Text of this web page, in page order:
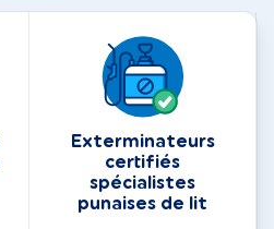
Exterminateurs
certifiés
spécialistes
punaises de lit